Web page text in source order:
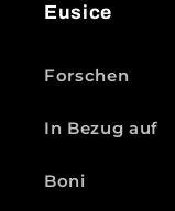
Eusice
Forschen
In Bezug auf
Boni